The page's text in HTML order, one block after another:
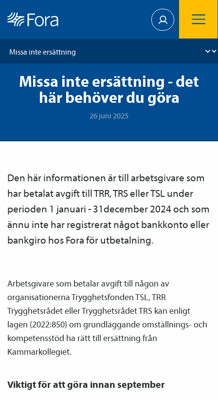
Missa inte ersättning - det
här behöver du göra
26 juni 2025
Den här informationen är till arbetsgivare som
har betalat avgift till TRR, TRS eller TSL under
perioden 1 januari - 31december 2024 och som
ännu inte har registrerat något bankkonto eller
bankgiro hos Fora för utbetalning.
Arbetsgivare som betalar avgift till någon av
organisationerna Trygghetsfonden TSL, TRR
Trygghetsrådet eller Trygghetsrådet TRS kan enligt
lagen (2022:850) om grundläggande omställnings- och
kompetensstöd ha rätt till ersättning från
Kammarkollegiet.
Viktigt för att göra innan september